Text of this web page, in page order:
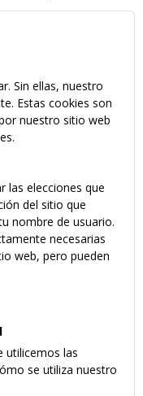
Sin ellas, nuestro
Estas cookies son
nuestro sitio web
las elecciones que
del sitio que
nombre de usuario.
necesarias
web, pero pueden
utilicemos las
se utiliza nuestro